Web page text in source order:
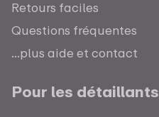
Retours faciles
Questions fréquentes
...plus aide et contact
Pour les détaillants